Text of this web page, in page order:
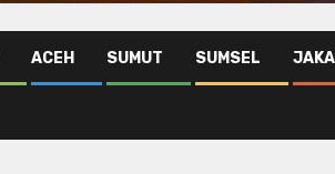
ACEH SUMUT SUMSEL